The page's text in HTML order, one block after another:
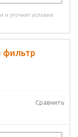
уточнят условия
фильтр
Сравнить